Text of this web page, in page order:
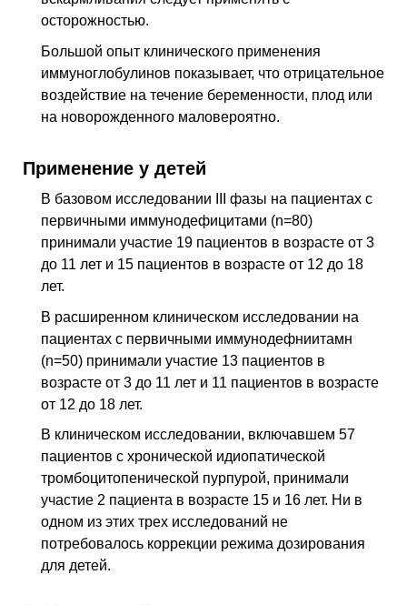
осторожностью.
Большой опыт клинического применения
иммуноглобулинов показывает, что отрицательное
воздействие на течение беременности, плод или
на новорожденного маловероятно.
Применение у детей
В базовом исследовании III фазы на пациентах с
первичными иммунодефицитами (n=80)
принимали участие 19 пациентов в возрасте от 3
до 11 лет и 15 пациентов в возрасте от 12 до 18
лет.
В расширенном клиническом исследовании на
пациентах с первичными иммунодефниитамн
(n=50) принимали участие 13 пациентов в
возрасте от 3 до 11 лет и 11 пациентов в возрасте
от 12 до 18 лет.
В клиническом исследовании, включавшем 57
пациентов с хронической идиопатической
тромбоцитопенической пурпурой, принимали
участие 2 пациента в возрасте 15 и 16 лет. Ни в
одном из этих трех исследований не
потребовалось коррекции режима дозирования
для детей.